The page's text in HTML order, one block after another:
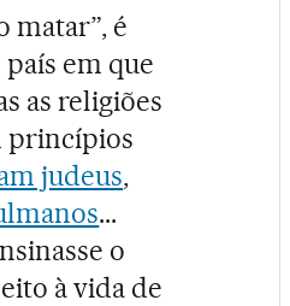
matar”, é
em que
as religiões
princípios
judeus,
...
o
à vida de